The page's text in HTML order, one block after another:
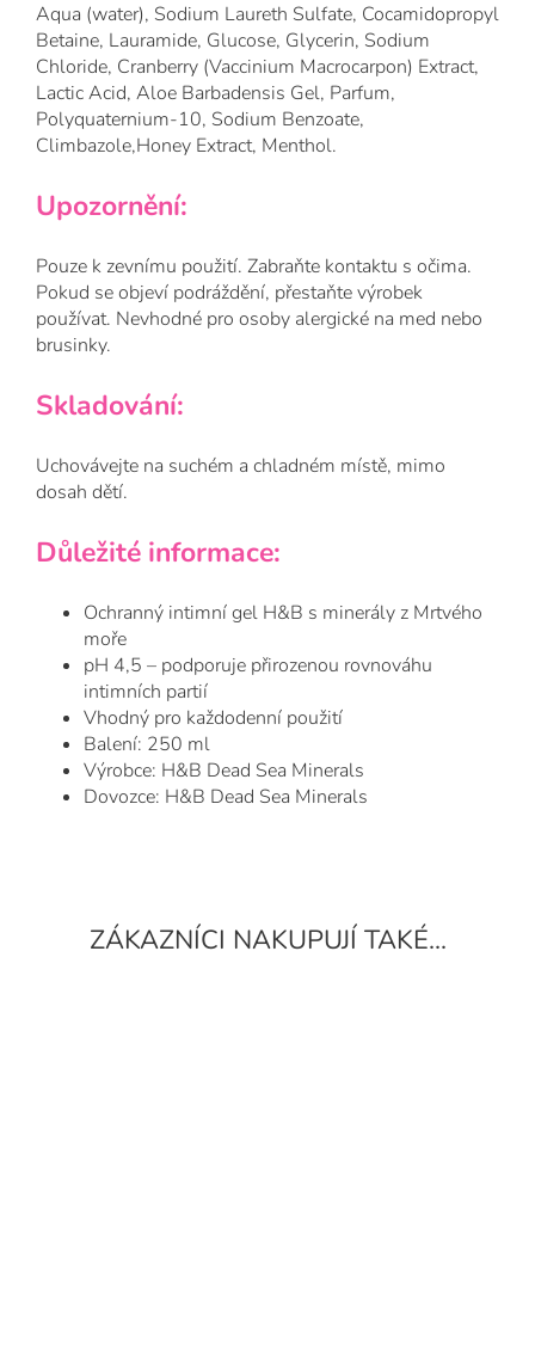
Aqua (water), Sodium Laureth Sulfate, Cocamidopropyl
Betaine, Lauramide, Glucose, Glycerin, Sodium
Chloride, Cranberry (Vaccinium Macrocarpon) Extract,
Lactic Acid, Aloe Barbadensis Gel, Parfum,
Polyquaternium-10, Sodium Benzoate,
Climbazole,Honey Extract, Menthol.
Upozornění:
Pouze k zevnímu použití. Zabraňte kontaktu s očima.
Pokud se objeví podráždění, přestaňte výrobek
používat. Nevhodné pro osoby alergické na med nebo
brusinky.
Skladování:
Uchovávejte na suchém a chladném místě, mimo
dosah dětí.
Důležité informace:
Ochranný intimní gel H&B s minerály z Mrtvého
moře
pH 4,5 – podporuje přirozenou rovnováhu
intimních partií
Vhodný pro každodenní použití
Balení: 250 ml
Výrobce: H&B Dead Sea Minerals
Dovozce: H&B Dead Sea Minerals